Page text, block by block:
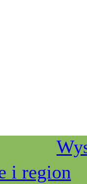
i region